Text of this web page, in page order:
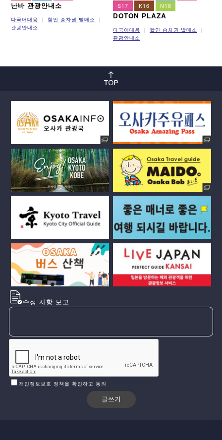
난바 관광안내소
다국어대응
할인 승차권 발매소
관광안내소
S17
K16 N16
DOTON PLAZA
다국어대응
할인 승차권 발매소
관광안내소
수정 사항 보고
개인정보보호 정책을 확인하고 동의